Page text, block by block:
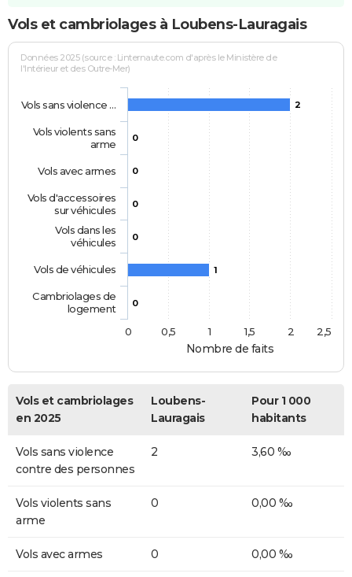
Vols et cambriolages à Loubens-Lauragais
Nombre de faits
Données 2025 (source : Linternaute.com d'après le Ministère de
l'Intérieur et des Outre-Mer)
2
0
0
0
0
1
0
Vols sans violence …
Vols violents sans
arme
Vols avec armes
Vols d'accessoires
sur véhicules
Vols dans les
véhicules
Vols de véhicules
Cambriolages de
logement
0
0,5 1 1,5 2 2,5
Vols et cambriolages
en 2025
Loubens-
Lauragais
Pour 1 000
habitants
Vols sans violence
contre des personnes
2 3,60 ‰
Vols violents sans
arme
0 0,00 ‰
Vols avec armes 0 0,00 ‰